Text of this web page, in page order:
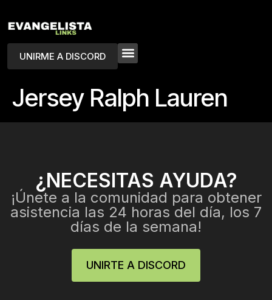
UNIRME A DISCORD
Jersey Ralph Lauren
¿NECESITAS AYUDA?
¡Únete a la comunidad para obtener
asistencia las 24 horas del día, los 7
días de la semana!
UNIRTE A DISCORD